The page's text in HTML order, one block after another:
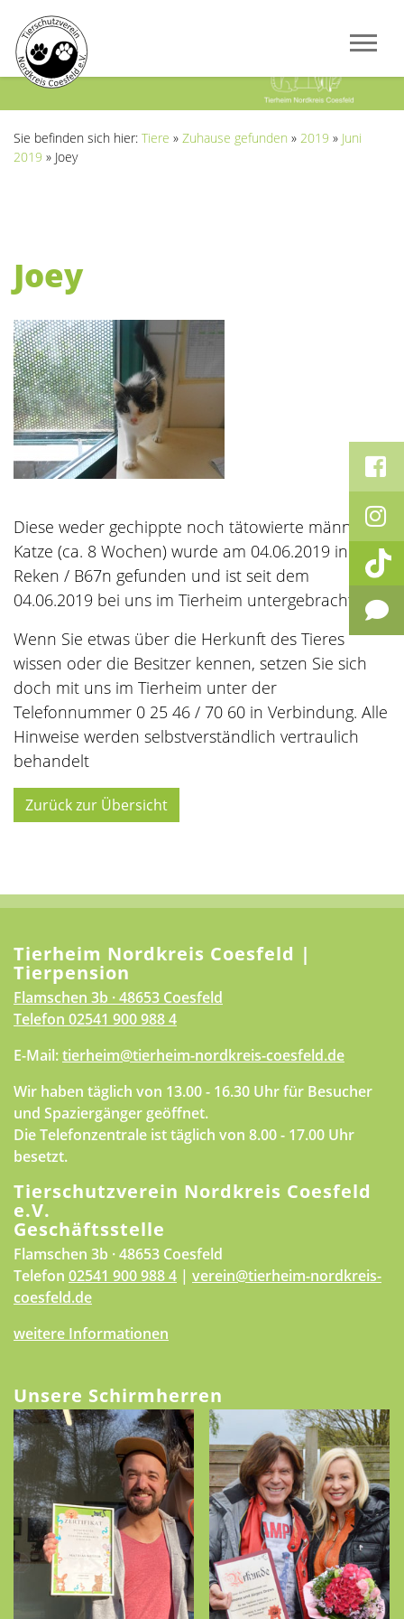
Sie befinden sich hier: Tiere » Zuhause gefunden » 2019 » Juni
2019 » Joey
Joey
Diese weder gechippte noch tätowierte männliche
Katze (ca. 8 Wochen) wurde am 04.06.2019 in
Reken / B67n gefunden und ist seit dem
04.06.2019 bei uns im Tierheim untergebracht.
Wenn Sie etwas über die Herkunft des Tieres
wissen oder die Besitzer kennen, setzen Sie sich
doch mit uns im Tierheim unter der
Telefonnummer 0 25 46 / 70 60 in Verbindung. Alle
Hinweise werden selbstverständlich vertraulich
behandelt
Zurück zur Übersicht
Tierheim Nordkreis Coesfeld |
Tierpension
Flamschen 3b · 48653 Coesfeld
Telefon 02541 900 988 4
E-Mail:tierheim@tierheim-nordkreis-coesfeld.de
Wir haben täglich von 13.00 - 16.30 Uhr für Besucher
und Spaziergänger geöffnet.
Die Telefonzentrale ist täglich von 8.00 - 17.00 Uhr
besetzt.
Tierschutzverein Nordkreis Coesfeld
e.V.
Geschäftsstelle
Flamschen 3b · 48653 Coesfeld
Telefon 02541 900 988 4 | verein@tierheim-nordkreis-
coesfeld.de
weitere Informationen
Unsere Schirmherren